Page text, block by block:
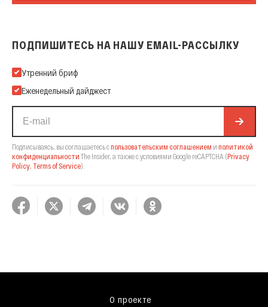
ПОДПИШИТЕСЬ НА НАШУ EMAIL-РАССЫЛКУ
Подпишитесь на нашу Email-рассылку
Утренний бриф
Еженедельный дайджест
Подписываясь, вы соглашаетесь спользовательским соглашением и политикой
конфиденциальности The Insider, а также с условиями Google reCAPTCHA (Privacy
Policy, Terms of Service).
О проекте